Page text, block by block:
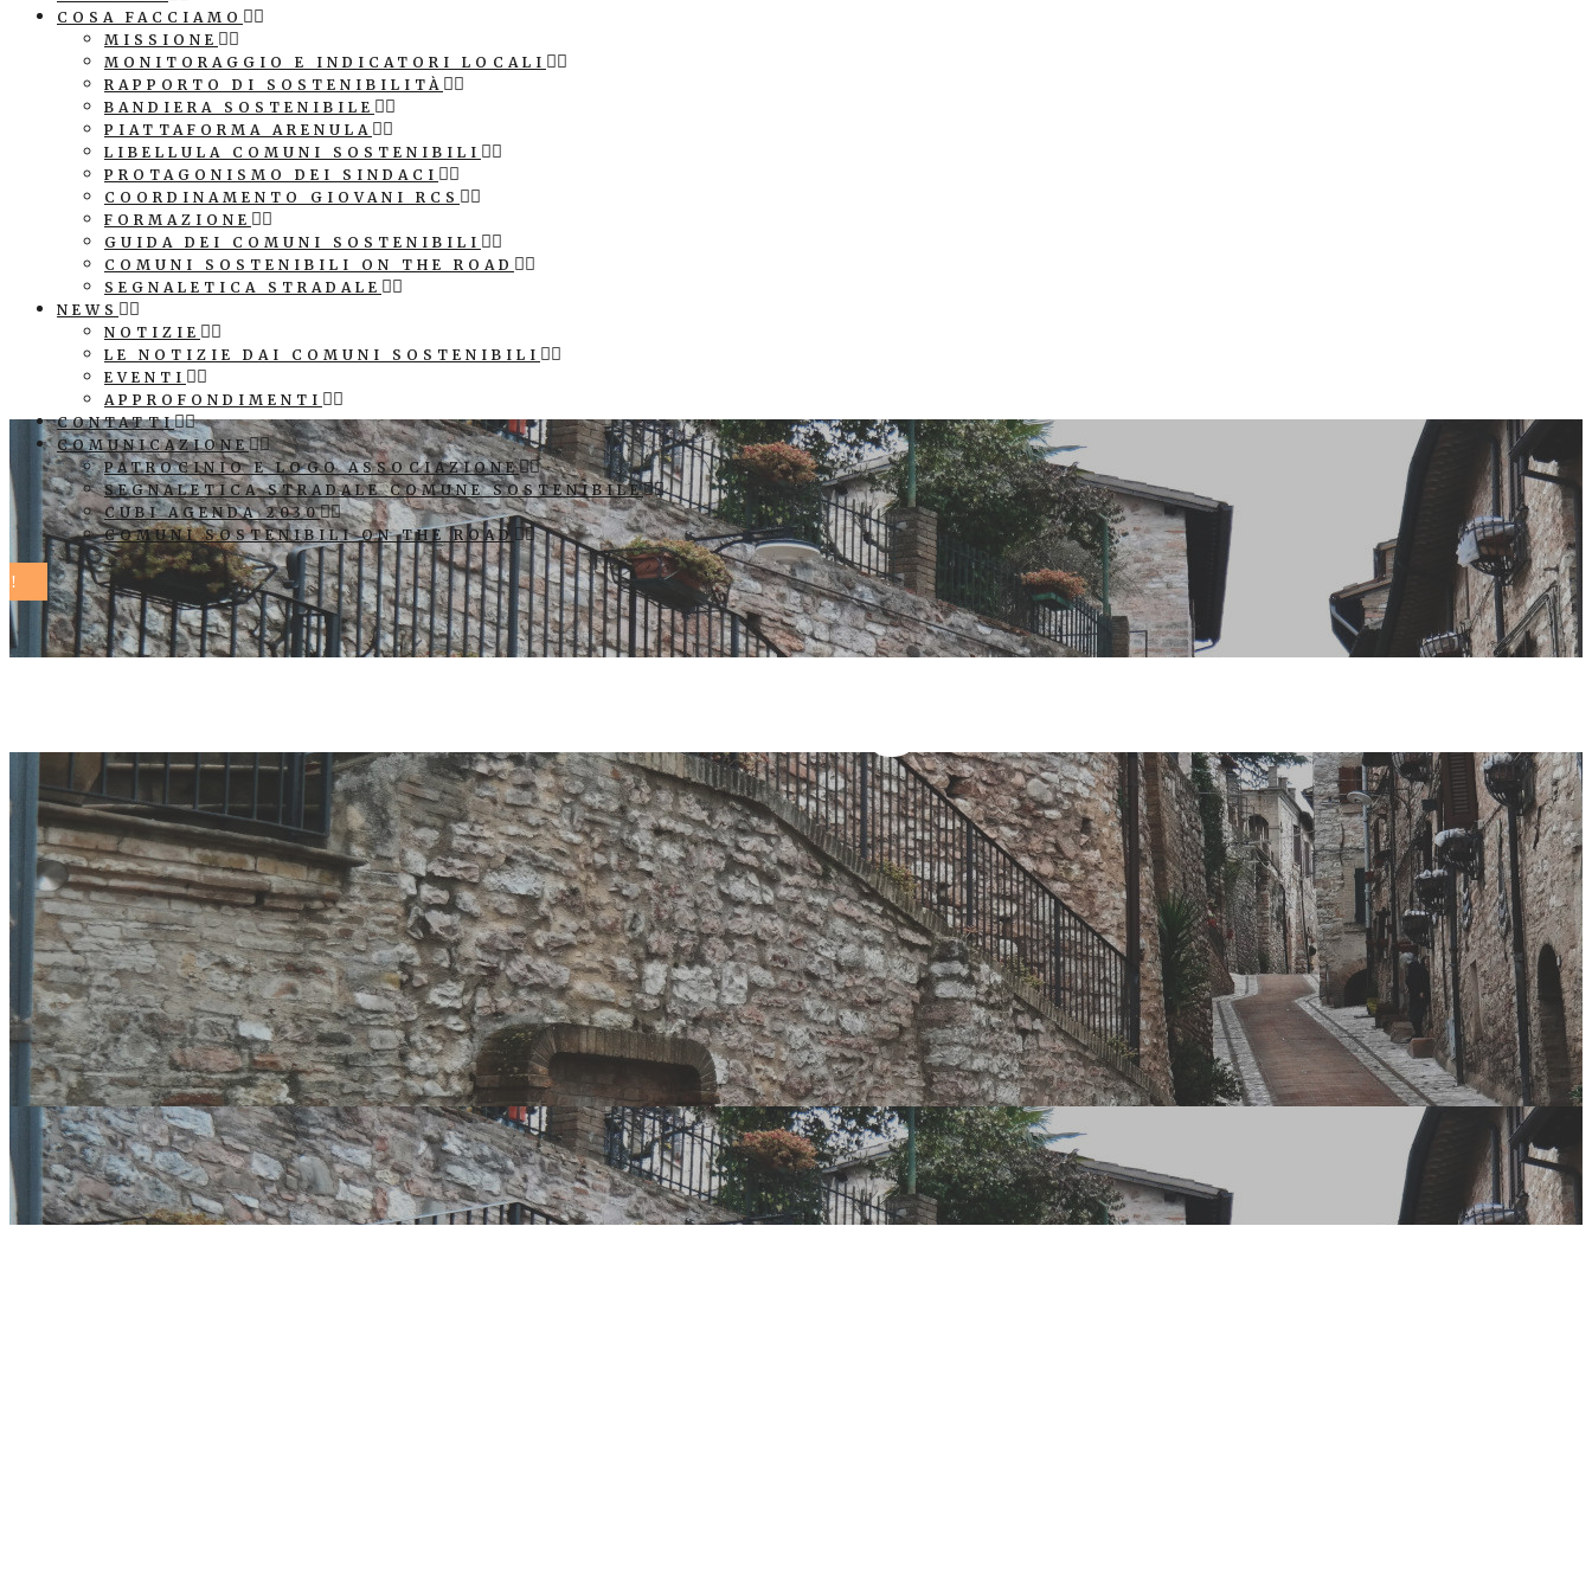
COSA FACCIAMO
MISSIONE
MONITORAGGIO E INDICATORI LOCALI
RAPPORTO DI SOSTENIBILITÀ
BANDIERA SOSTENIBILE
PIATTAFORMA ARENULA
LIBELLULA COMUNI SOSTENIBILI
PROTAGONISMO DEI SINDACI
COORDINAMENTO GIOVANI RCS
FORMAZIONE
GUIDA DEI COMUNI SOSTENIBILI
COMUNI SOSTENIBILI ON THE ROAD
SEGNALETICA STRADALE
NEWS
NOTIZIE
LE NOTIZIE DAI COMUNI SOSTENIBILI
EVENTI
APPROFONDIMENTI
CONTATTI
COMUNICAZIONE
PATROCINIO E LOGO ASSOCIAZIONE
SEGNALETICA STRADALE COMUNE SOSTENIBILE
CUBI AGENDA 2030
COMUNI SOSTENIBILI ON THE ROAD